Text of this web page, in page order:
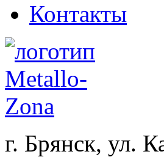
Контакты
г. Брянск, ул.